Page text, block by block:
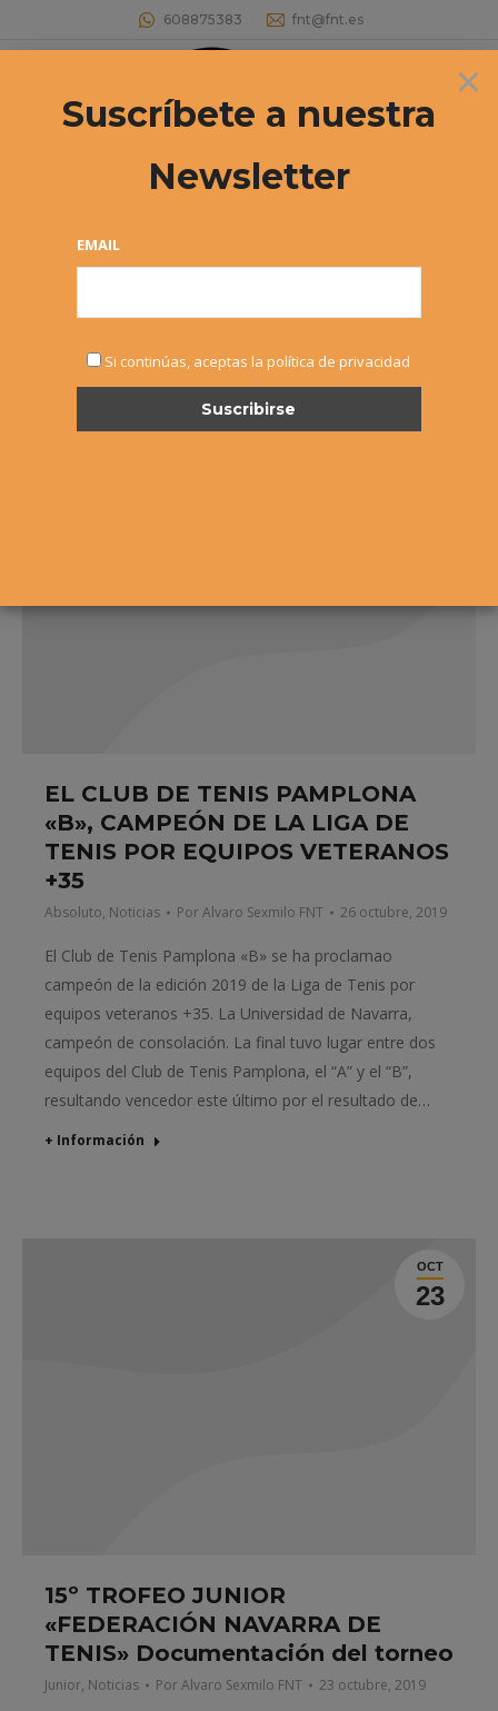
608875383 fnt@fnt.es
Buscar:
NOTICIAS
EL CLUB DE TENIS PAMPLONA
«B», CAMPEÓN DE LA LIGA DE
TENIS POR EQUIPOS VETERANOS
+35
Absoluto, Noticias PorAlvaro Sexmilo FNT 26 octubre, 2019
El Club de Tenis Pamplona «B» se ha proclamao
campeón de la edición 2019 de la Liga de Tenis por
equipos veteranos +35. La Universidad de Navarra,
campeón de consolación. La final tuvo lugar entre dos
equipos del Club de Tenis Pamplona, el “A” y el “B”,
resultando vencedor este último por el resultado de…
+ Información
OCT
23
15º TROFEO JUNIOR
«FEDERACIÓN NAVARRA DE
TENIS» Documentación del torneo
Junior, Noticias PorAlvaro Sexmilo FNT 23 octubre, 2019
×
Suscríbete a nuestra
Newsletter
EMAIL
Si continúas, aceptas la política de privacidad